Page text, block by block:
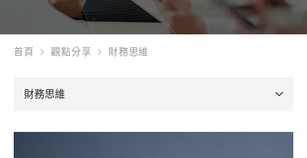
首頁 觀點分享 財務思維